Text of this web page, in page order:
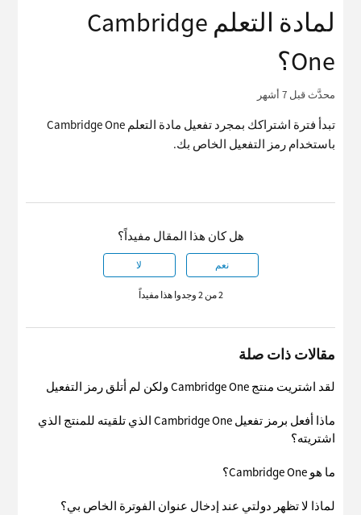
لمادة التعلم Cambridge
One؟
محدَّثقبل 7 أشهر
تبدأ فترة اشتراكك بمجرد تفعيل مادة التعلم Cambridge One
باستخدام رمز التفعيل الخاص بك.
هل كان هذا المقال مفيداً؟
نعم لا
2 من 2 وجدوا هذا مفيداً
مقالات ذات صلة
لقد اشتريت منتج Cambridge One ولكن لم أتلق رمز التفعيل
ماذا أفعل برمز تفعيل Cambridge One الذي تلقيته للمنتج الذي
اشتريته؟
ما هو Cambridge One؟
لماذا لا تظهر دولتي عند إدخال عنوان الفوترة الخاص بي؟